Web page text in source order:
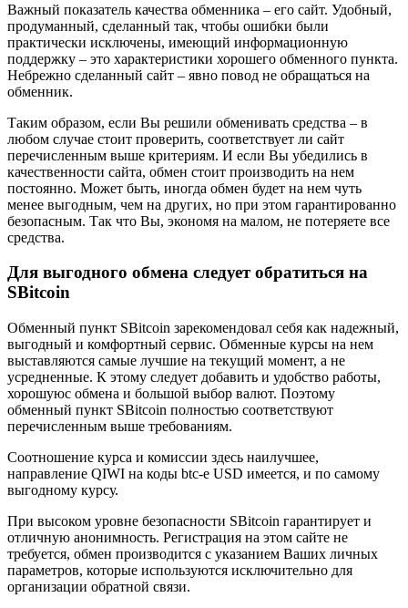
Важный показатель качества обменника – его сайт. Удобный,
продуманный, сделанный так, чтобы ошибки были
практически исключены, имеющий информационную
поддержку – это характеристики хорошего обменного пункта.
Небрежно сделанный сайт – явно повод не обращаться на
обменник.
Таким образом, если Вы решили обменивать средства – в
любом случае стоит проверить, соответствует ли сайт
перечисленным выше критериям. И если Вы убедились в
качественности сайта, обмен стоит производить на нем
постоянно. Может быть, иногда обмен будет на нем чуть
менее выгодным, чем на других, но при этом гарантированно
безопасным. Так что Вы, экономя на малом, не потеряете все
средства.
Для выгодного обмена следует обратиться на
SBitcoin
Обменный пункт SBitcoin зарекомендовал себя как надежный,
выгодный и комфортный сервис. Обменные курсы на нем
выставляются самые лучшие на текущий момент, а не
усредненные. К этому следует добавить и удобство работы,
хорошуюс обмена и большой выбор валют. Поэтому
обменный пункт SBitcoin полностью соответствуют
перечисленным выше требованиям.
Соотношение курса и комиссии здесь наилучшее,
направление QIWI на коды btc-e USD имеется, и по самому
выгодному курсу.
При высоком уровне безопасности SBitcoin гарантирует и
отличную анонимность. Регистрация на этом сайте не
требуется, обмен производится с указанием Ваших личных
параметров, которые используются исключительно для
организации обратной связи.